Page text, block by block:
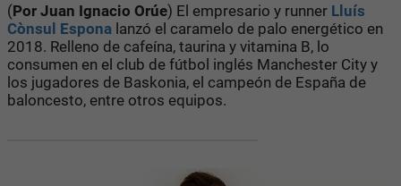
(Por Juan Ignacio Orúe) El empresario y runner Lluís
Cònsul Espona lanzó el caramelo de palo energético en
2018. Relleno de cafeína, taurina y vitamina B, lo
consumen en el club de fútbol inglés Manchester City y
los jugadores de Baskonia, el campeón de España de
baloncesto, entre otros equipos.